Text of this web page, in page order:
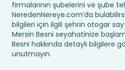
firmalarının şubelerini ve şube
NeredenNereye.com’da
bilgileri için ilgili şehrin otogar
Mersin Besni seyahatinize
Besni hakkında detaylı bilgilere
unutmayın.